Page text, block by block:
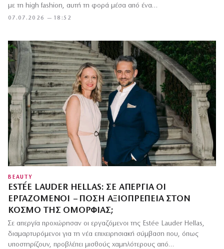
07.07.2026 — 18:52
με τη high fashion, αυτή τη φορά μέσα από ένα…
BEAUTY
ESTÉE LAUDER HELLAS: ΣΕ ΑΠΕΡΓΊΑ ΟΙ
ΕΡΓΑΖΌΜΕΝΟΙ – ΠΌΣΗ ΑΞΙΟΠΡΈΠΕΙΑ ΣΤΟΝ
ΚΌΣΜΟ ΤΗΣ ΟΜΟΡΦΙΆΣ;
Σε απεργία προχώρησαν οι εργαζόμενοι της Estée Lauder Hellas,
διαμαρτυρόμενοι για τη νέα επιχειρησιακή σύμβαση που, όπως
υποστηρίζουν, προβλέπει μισθούς χαμηλότερους από…